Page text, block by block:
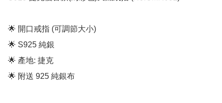
🌟 開口戒指 (可調節大小)
🌟 S925 純銀
🌟 產地: 捷克
🌟 附送 925 純銀布